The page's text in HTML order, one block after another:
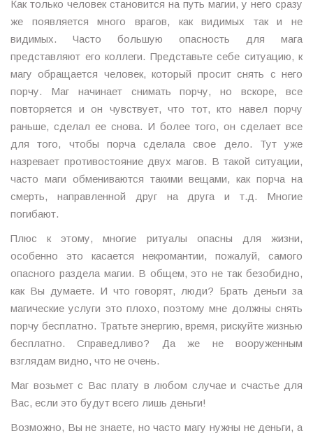
Как только человек становится на путь магии, у него сразу
же появляется много врагов, как видимых так и не
видимых. Часто большую опасность для мага
представляют его коллеги. Представьте себе ситуацию, к
магу обращается человек, который просит снять с него
порчу. Маг начинает снимать порчу, но вскоре, все
повторяется и он чувствует, что тот, кто навел порчу
раньше, сделал ее снова. И более того, он сделает все
для того, чтобы порча сделала свое дело. Тут уже
назревает противостояние двух магов. В такой ситуации,
часто маги обмениваются такими вещами, как порча на
смерть, направленной друг на друга и т.д. Многие
погибают.
Плюс к этому, многие ритуалы опасны для жизни,
особенно это касается некромантии, пожалуй, самого
опасного раздела магии. В общем, это не так безобидно,
как Вы думаете. И что говорят, люди? Брать деньги за
магические услуги это плохо, поэтому мне должны снять
порчу бесплатно. Тратьте энергию, время, рискуйте жизнью
бесплатно. Справедливо? Да же не вооруженным
взглядам видно, что не очень.
Маг возьмет с Вас плату в любом случае и счастье для
Вас, если это будут всего лишь деньги!
Возможно, Вы не знаете, но часто магу нужны не деньги, а